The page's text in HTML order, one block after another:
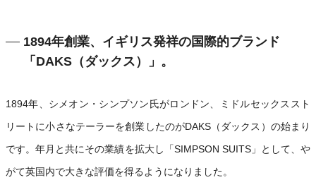
1894年創業、イギリス発祥の国際的ブランド
「DAKS（ダックス）」。
1894年、シメオン・シンプソン氏がロンドン、ミドルセックススト
リートに小さなテーラーを創業したのがDAKS（ダックス）の始まり
です。年月と共にその業績を拡大し「SIMPSON SUITS」として、や
がて英国内で大きな評価を得るようになりました。